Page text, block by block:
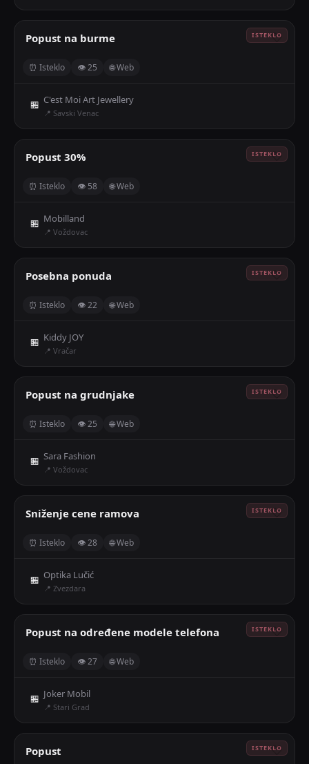
Popust na burme 🤍
⏰ Isteklo 👁 25 🌐 Web
🏪 C'est Moi Art Jewellery
📍 Savski Venac
Popust 30% 🤍
⏰ Isteklo 👁 58 🌐 Web
🏪 Mobilland
📍 Voždovac
Posebna ponuda 🤍
⏰ Isteklo 👁 22 🌐 Web
🏪 Kiddy JOY
📍 Vračar
Popust na grudnjake 🤍
⏰ Isteklo 👁 25 🌐 Web
🏪 Sara Fashion
📍 Voždovac
Sniženje cene ramova 🤍
⏰ Isteklo 👁 28 🌐 Web
🏪 Optika Lučić
📍 Zvezdara
Popust na određene modele telefona 🤍
⏰ Isteklo 👁 27 🌐 Web
🏪 Joker Mobil
📍 Stari Grad
Popust 🤍